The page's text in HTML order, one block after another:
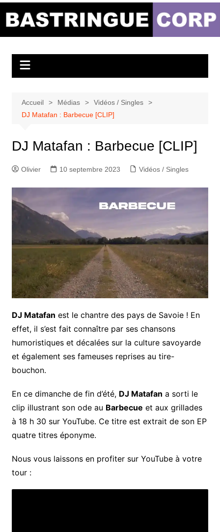
Bastringue Corp –
Musicales
Accueil Médias
Vidéos / Singles
DJ Matafan : Barbecue [CLIP]
DJ Matafan : Barbecue [CLIP]
Olivier 10 septembre 2023 Vidéos / Singles
DJ Matafan est le chantre des pays de Savoie ! En
effet, il s’est fait connaître par ses chansons
humoristiques et décalées sur la culture savoyarde
et également ses fameuses reprises au tire-
bouchon.
En ce dimanche de fin d’été, DJ Matafan a sorti le
clip illustrant son ode au Barbecue et aux grillades
à 18 h 30 sur YouTube. Ce titre est extrait de son EP
quatre titres éponyme.
Nous vous laissons en profiter sur YouTube à votre
tour :